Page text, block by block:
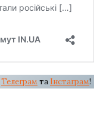
Телеграм та Інстаграм!